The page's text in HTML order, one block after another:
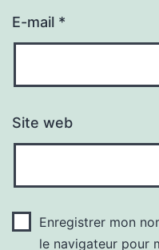
E-mail *
Site web
Enregistrer mon
le navigateur pour